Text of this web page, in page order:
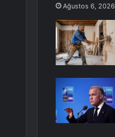
Ağustos 6, 2026